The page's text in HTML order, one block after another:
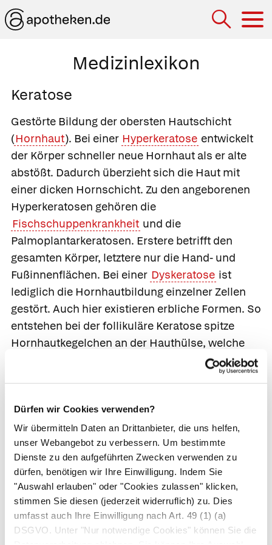
Dürfen wir Cookies verwenden?
Wir übermitteln Daten an Drittanbieter, die uns helfen,
unser Webangebot zu verbessern. Um bestimmte
Dienste zu den aufgeführten Zwecken verwenden zu
dürfen, benötigen wir Ihre Einwilligung. Indem Sie
"Auswahl erlauben" oder "Cookies zulassen" klicken,
stimmen Sie diesen (jederzeit widerruflich) zu. Dies
umfasst auch Ihre Einwilligung nach Art. 49 (1) (a)
DSGVO. Unter "Nur notwendige Cookies" können Sie die
Medizinlexikon
Keratose
Gestörte Bildung der obersten Hautschicht
(Hornhaut). Bei einer Hyperkeratose entwickelt
der Körper schneller neue Hornhaut als er alte
abstößt. Dadurch überzieht sich die Haut mit
einer dicken Hornschicht. Zu den angeborenen
Hyperkeratosen gehören die
Fischschuppenkrankheit und die
Palmoplantarkeratosen. Erstere betrifft den
gesamten Körper, letztere nur die Hand- und
Fußinnenflächen. Bei einer Dyskeratose ist
lediglich die Hornhautbildung einzelner Zellen
gestört. Auch hier existieren erbliche Formen. So
entstehen bei derfollikuläre Keratose spitze
Hornhautkegelchen an der Hauthülse, welche
die Kopfhaare umgibt. Heilen diese unter
Narbenbildung ab, verliert der Patient seine
an talgdrüsenreichen Stellen Knötchen, die oft
zu großen Knoten verschmelzen.
Auch bei Menschen ohne erbliche Belastung
sind Keratosen möglich. So bildet der Körper
HühneraugenundSchwielen, um mechanisch
strapazierte Hautstellen zu schützen oder
entwickelt nach jahrelanger Sonneneinwirkung
. Chemikalien können